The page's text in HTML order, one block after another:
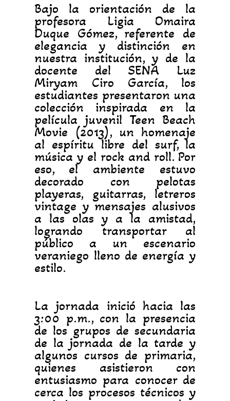
Bajo la orientación de la
profesora Ligia Omaira
Duque Gómez, referente de
elegancia y distinción en
nuestra institución, y de la
docente del SENA Luz
Miryam Ciro García, los
estudiantes presentaron una
colección inspirada en la
película juvenil Teen Beach
Movie (2013), un homenaje
al espíritu libre del surf, la
música y el rock and roll. Por
eso, el ambiente estuvo
decorado con pelotas
playeras, guitarras, letreros
vintage y mensajes alusivos
a las olas y a la amistad,
logrando transportar al
público a un escenario
veraniego lleno de energía y
estilo.
La jornada inició hacia las
3:00 p.m., con la presencia
de los grupos de secundaria
de la jornada de la tarde y
algunos cursos de primaria,
quienes asistieron con
entusiasmo para conocer de
cerca los procesos técnicos y